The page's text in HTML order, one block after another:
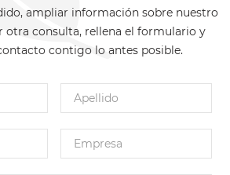
ampliar información sobre nuestro
otra consulta, rellena el formulario y
contigo lo antes posible.